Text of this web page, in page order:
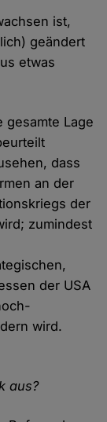
ist,
geändert
etwas
gesamte Lage
dass
an der
der
zumindest
der USA
wird.
aus?